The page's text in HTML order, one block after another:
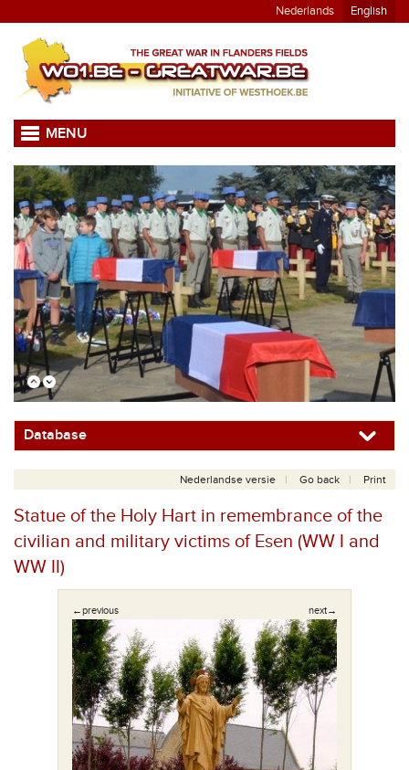
Nederlands English
MENU
Database
Nederlandse versie Go back Print
Statue of the Holy Hart in remembrance of the
civilian and military victims of Esen (WW I and
WW II)
←previous next→